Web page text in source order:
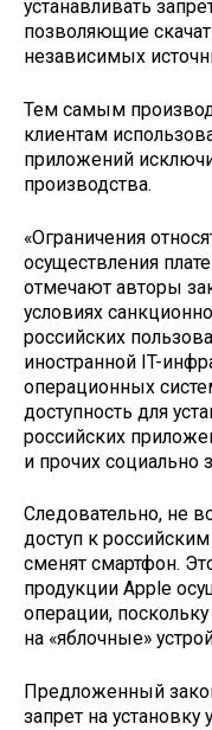
устанавливать
позволяющие
независимых
Тем самым
клиентам
приложений
производства.
«Ограничения
осуществления
отмечают авторы
условиях
российских
иностранной IT-
операционных
доступность для
российских
и прочих социально
Следовательно, не
доступ к
сменят смартфон.
продукции Apple
операции,
на «яблочные»
Предложенный
запрет на